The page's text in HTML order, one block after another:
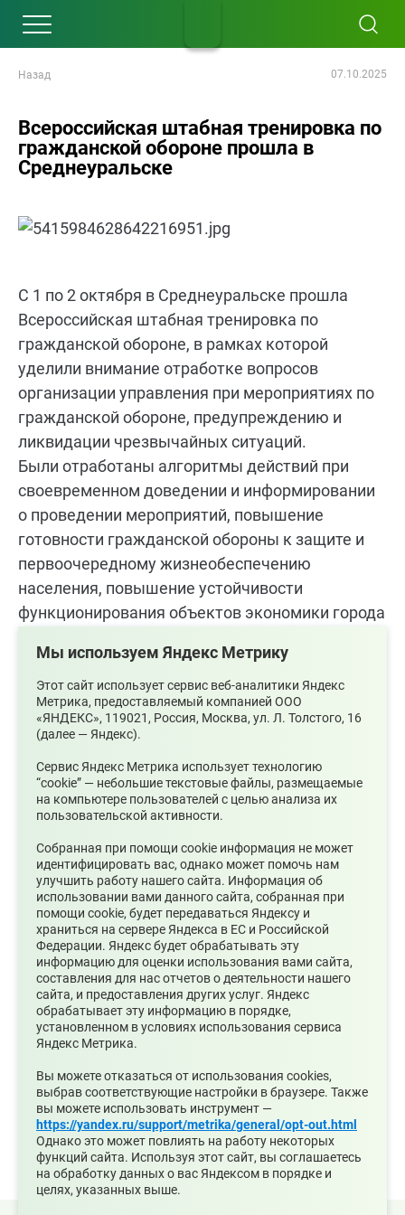
Назад 07.10.2025
Всероссийская штабная тренировка по
гражданской обороне прошла в
Среднеуральске
С 1 по 2 октября в Среднеуральске прошла
Всероссийская штабная тренировка по
гражданской обороне, в рамках которой
уделили внимание отработке вопросов
организации управления при мероприятиях по
гражданской обороне, предупреждению и
ликвидации чрезвычайных ситуаций.
Были отработаны алгоритмы действий при
своевременном доведении и информировании
о проведении мероприятий, повышение
готовности гражданской обороны к защите и
первоочередному жизнеобеспечению
населения, повышение устойчивости
функционирования объектов экономики города
обороны.
Прошла практическая тренировка с
сотрудниками МУП «Среднеуральское
водопроводно-канализационное хозяйство» по
действиям при получении сигнала «ВНИМАНИЕ
ВСЕМ», связанных с беспилотной авиационной
атакой с практическим заполнением
практическое выполнение мероприятий в
филиале «Среднеуральской ГРЭС».
В образовательных организациях проведены
открытые уроки культуры безопасности,
приуроченного к Дню гражданской обороны,
где ребятам рассказали порядок действий при
получении сигнала оповещения «ВНИМАНИЕ
ВСЕМ» и информацию о ракетной, авиационной
или беспилотной опасности.
Результаты проведенной тренировки в
муниципальном округе позволяют сделать
вывод, что все учебные вопросы отработаны и
конечные цели достигнуты.
Мы используем Яндекс Метрику
Этот сайт использует сервис веб-аналитики Яндекс
Метрика, предоставляемый компанией ООО
«ЯНДЕКС», 119021, Россия, Москва, ул. Л. Толстого, 16
(далее — Яндекс).
Сервис Яндекс Метрика использует технологию
“cookie” — небольшие текстовые файлы, размещаемые
на компьютере пользователей с целью анализа их
пользовательской активности.
Собранная при помощи cookie информация не может
идентифицировать вас, однако может помочь нам
улучшить работу нашего сайта. Информация об
использовании вами данного сайта, собранная при
помощи cookie, будет передаваться Яндексу и
храниться на сервере Яндекса в ЕС и Российской
Федерации. Яндекс будет обрабатывать эту
информацию для оценки использования вами сайта,
составления для нас отчетов о деятельности нашего
сайта, и предоставления других услуг. Яндекс
обрабатывает эту информацию в порядке,
установленном в условиях использования сервиса
Яндекс Метрика.
Вы можете отказаться от использования cookies,
выбрав соответствующие настройки в браузере. Также
вы можете использовать инструмент —
https://yandex.ru/support/metrika/general/opt-out.html
Однако это может повлиять на работу некоторых
функций сайта. Используя этот сайт, вы соглашаетесь
на обработку данных о вас Яндексом в порядке и
целях, указанных выше.